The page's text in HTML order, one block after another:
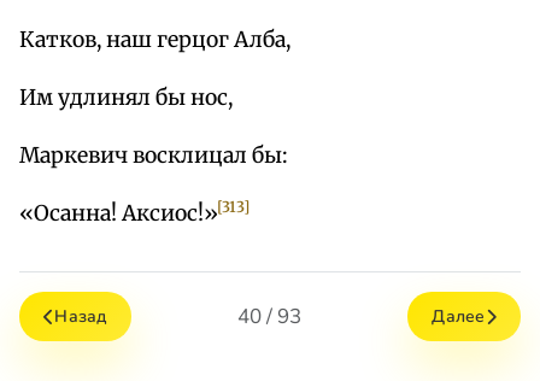
Катков, наш герцог Алба,
Им удлинял бы нос,
Маркeвич восклицал бы:
«Осанна! Аксиос!»[313]
Назад 40 / 93 Далее